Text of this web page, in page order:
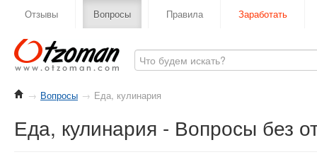
Отзывы Вопросы Правила Заработать
→ Вопросы → Еда, кулинария
Еда, кулинария - Вопросы без